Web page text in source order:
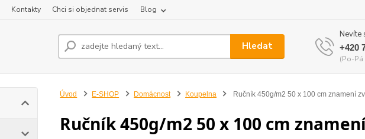
Kontakty Chci si objednat servis Blog
Hledat
Nevíte
+420
(Po-
Úvod E-SHOP Domácnost Koupelna Ručník 450g/m2 50 x 100 cm znamení
Ručník 450g/m2 50 x 100 cm